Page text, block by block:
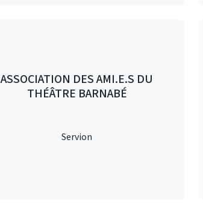
ASSOCIATION DES AMI.E.S DU
THÉÂTRE BARNABÉ
Servion